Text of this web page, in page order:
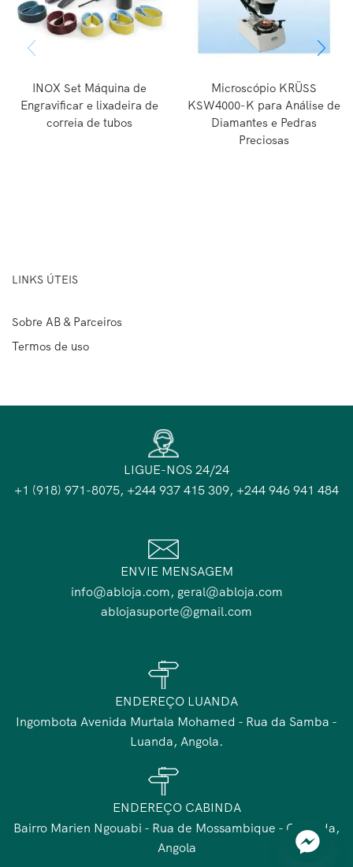
INOX Set Máquina de
Engravificar e lixadeira de
correia de tubos
Microscópio KRÜSS
KSW4000-K para Análise de
Diamantes e Pedras
Preciosas
LINKS ÚTEIS
Sobre AB & Parceiros
Termos de uso
LIGUE-NOS 24/24
+1 (918) 971-8075, +244 937 415 309, +244 946 941 484
ENVIE MENSAGEM
info@abloja.com, geral@abloja.com
ablojasuporte@gmail.com
ENDEREÇO LUANDA
Ingombota Avenida Murtala Mohamed - Rua da Samba -
Luanda, Angola.
ENDEREÇO CABINDA
Bairro Marien Ngouabi - Rua de Mossambique - Cabinda,
Angola